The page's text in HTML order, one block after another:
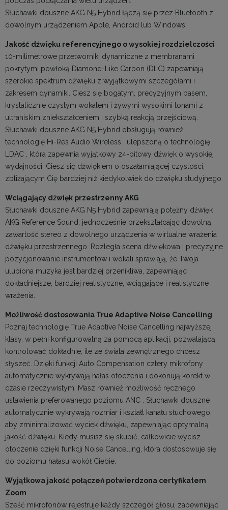
Słuchawki douszne AKG N5 Hybrid łączą się przez Bluetooth z
dowolnym urządzeniem Apple, Android lub Windows.
Jakość dźwięku referencyjnego o wysokiej rozdzielczości
10-milimetrowe przetworniki dynamiczne z membranami
pokrytymi powłoką Diamond-Like Carbon (DLC) zapewniają
szerokie spektrum dźwięku z wyjątkowymi szczegółami i
zakresem dynamiki. Ciesz się bogatym, precyzyjnym basem,
krystalicznie czystym wokalem i żywymi wysokimi tonami z
ultraniskim zniekształceniem i szybką reakcją przejściową.
Słuchawki douszne AKG N5 Hybrid obsługują również
technologię Hi-Res Audio Wireless , ulepszoną o technologię
LDAC , która zapewnia wyjątkowy 24-bitowy dźwięk o wysokiej
wydajności. Ciesz się dźwiękiem o oszałamiającej czystości,
zbliżającym Cię bardziej niż kiedykolwiek do dźwięku studyjnego.
Wciągający dźwięk przestrzenny AKG
Słuchawki douszne AKG N5 Hybrid zapewniają potężny dźwięk
AKG Reference Sound, jednocześnie przekształcając dowolną
zawartość stereo z dowolnego urządzenia w wirtualne wrażenia
dźwięku przestrzennego. Rozległa scena dźwiękowa i precyzyjne
pozycjonowanie instrumentów i wokali sprawiają, że Twoja
ulubiona muzyka jest bardziej przenikliwa, zapewniając
dokładniejsze, bardziej realistyczne, wciągające i realistyczne
wrażenia.
Możliwość dostosowania True Adaptive Noise Cancelling
Poznaj technologię True Adaptive Noise Cancelling najwyższej
klasy, w pełni konfigurowalną za pomocą aplikacji, pozwalającą
kontrolować dokładnie, ile ze świata zewnętrznego chcesz
słyszeć. Dzięki funkcji Auto Compensation cztery mikrofony
automatycznie wykrywają hałas otoczenia i dokonują korekt w
czasie rzeczywistym. Masz również możliwość ręcznego
ustawienia preferowanego poziomu ANC . Słuchawki douszne
automatycznie wykrywają rozmiar i kształt kanału słuchowego,
aby zminimalizować wyciek dźwięku, zapewniając optymalną
jakość dźwięku. Kiedy musisz się skupić, całkowicie wycisz
otoczenie dzięki funkcji Noise Cancelling, która dostosowuje się
do poziomu hałasu wokół Ciebie.
Wyjątkowa jakość połączeń potwierdzona certyfikatem
Zoom
Sześć mikrofonów rejestruje każdy szczegół głosu, zapewniając